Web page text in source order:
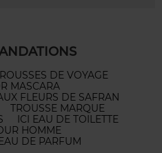
DE VOYAGE
MASCARA
FLEURS DE SAFRAN
TROUSSE MARQUE
ICI EAU DE TOILETTE
HOMME
DE PARFUM